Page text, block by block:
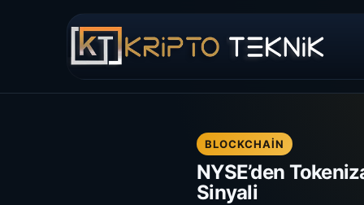
BLOCKCHAIN
NYSE’den
Sinyali